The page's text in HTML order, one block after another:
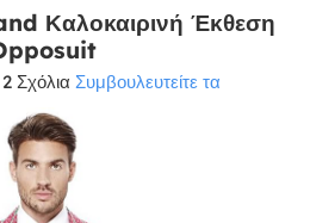
Καλοκαιρινή Έκθεση
2 Σχόλια Συμβουλευτείτε τα